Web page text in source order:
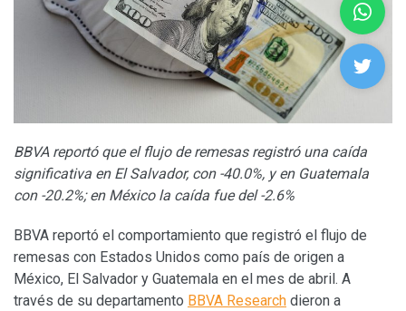
BBVA reportó que el flujo de remesas registró una caída
significativa en El Salvador, con -40.0%, y en Guatemala
con -20.2%; en México la caída fue del -2.6%
BBVA reportó el comportamiento que registró el flujo de
remesas con Estados Unidos como país de origen a
México, El Salvador y Guatemala en el mes de abril. A
través de su departamento BBVA Research dieron a